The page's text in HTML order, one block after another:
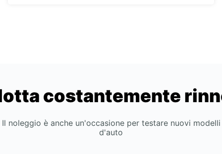
costantemente
Il noleggio è anche un'occasione per testare nuovi modelli
d'auto